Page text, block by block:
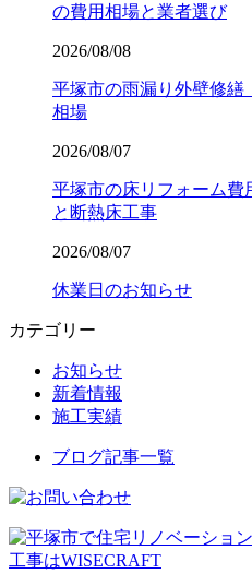
の費用相場と業者選び
2026/08/08
平塚市の雨漏り外壁修繕
相場
2026/08/07
平塚市の床リフォーム費
と断熱床工事
2026/08/07
休業日のお知らせ
カテゴリー
お知らせ
新着情報
施工実績
ブログ記事一覧